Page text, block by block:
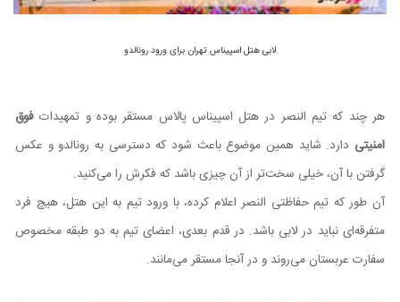
لابی هتل اسپیناس تهران برای ورود رونالدو
هر چند که تیم النصر در هتل اسپیناس پالاس مستقر بوده و تمهیدات فوق
امنیتی دارد. شاید همین موضوع باعث شود که دسترسی به رونالدو و عکس
گرفتن با آن، خیلی سخت‌تر از آن چیزی باشد که فکرش را می‌کنید.
آن طور که تیم حفاظتی النصر اعلام کرده، با ورود تیم به این هتل، هیچ فرد
متفرقه‌ای نباید در لابی باشد. در قدم بعدی، اعضای تیم به دو طبقه مخصوص
سفارت عربستان می‌روند و در آنجا مستقر می‌مانند.